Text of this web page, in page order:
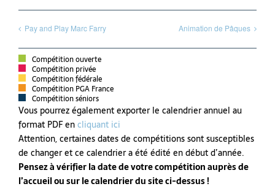
Pay and Play Marc Farry Animation de Pâques
Compétition ouverte
Compétition privée
Compétition fédérale
Compétition PGA France
Compétition séniors
Vous pourrez également exporter le calendrier annuel au
format PDF encliquant ici
Attention, certaines dates de compétitions sont susceptibles
de changer et ce calendrier a été édité en début d’année.
Pensez à vérifier la date de votre compétition auprès de
l’accueil ou sur le calendrier du site ci-dessus !